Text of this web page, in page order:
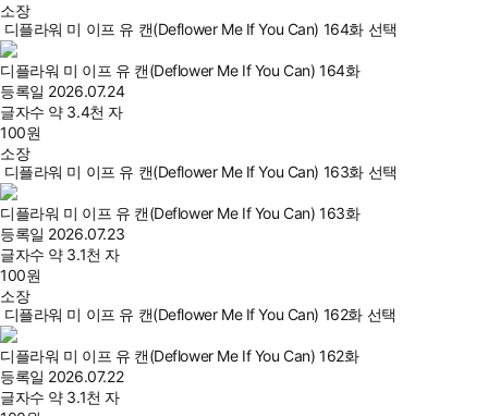
소장
디플라워 미 이프 유 캔(Deflower Me If You Can) 164화 선택
디플라워 미 이프 유 캔(Deflower Me If You Can) 164화
등록일 2026.07.24
글자수 약 3.4천 자
100원
소장
디플라워 미 이프 유 캔(Deflower Me If You Can) 163화 선택
디플라워 미 이프 유 캔(Deflower Me If You Can) 163화
등록일 2026.07.23
글자수 약 3.1천 자
100원
소장
디플라워 미 이프 유 캔(Deflower Me If You Can) 162화 선택
디플라워 미 이프 유 캔(Deflower Me If You Can) 162화
등록일 2026.07.22
글자수 약 3.1천 자